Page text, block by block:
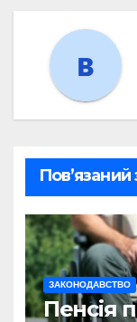
Пов’язаний
ЗАКОНОДАВСТВО
Пенсія